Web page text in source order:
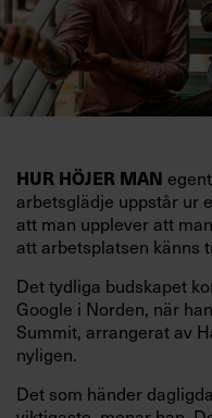
HUR HÖJER MAN
arbetsglädje uppstår ur
att man upplever att
att arbetsplatsen känns
Det tydliga budskapet
Google i Norden, när
Summit, arrangerat av
nyligen.
Det som händer